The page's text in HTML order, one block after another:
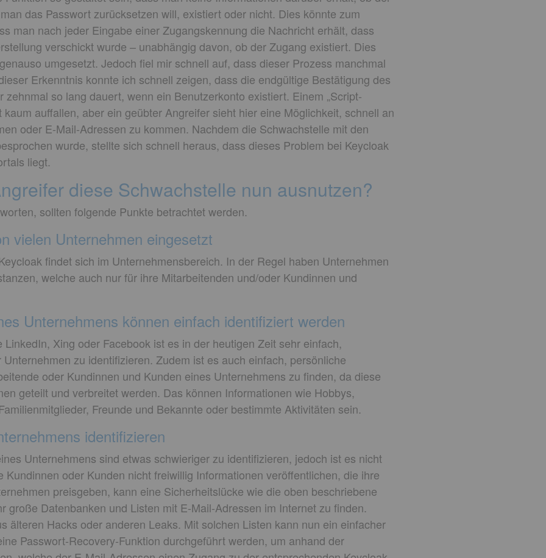
das Passwort zurücksetzen will, existiert oder nicht. Dies könnte zum
man nach jeder Eingabe einer Zugangskennung die Nachricht erhält, dass
verschickt wurde – unabhängig davon, ob der Zugang existiert. Dies
umgesetzt. Jedoch fiel mir schnell auf, dass dieser Prozess manchmal
Erkenntnis konnte ich schnell zeigen, dass die endgültige Bestätigung des
zehnmal so lang dauert, wenn ein Benutzerkonto existiert. Einem „Script-
kaum auffallen, aber ein geübter Angreifer sieht hier eine Möglichkeit, schnell an
oder E-Mail-Adressen zu kommen. Nachdem die Schwachstelle mit den
wurde, stellte sich schnell heraus, dass dieses Problem bei Keycloak
liegt.
diese Schwachstelle nun ausnutzen?
sollten folgende Punkte betrachtet werden.
vielen Unternehmen eingesetzt
findet sich im Unternehmensbereich. In der Regel haben Unternehmen
welche auch nur für ihre Mitarbeitenden und/oder Kundinnen und
Unternehmens können einfach identifiziert werden
LinkedIn, Xing oder Facebook ist es in der heutigen Zeit sehr einfach,
zu identifizieren. Zudem ist es auch einfach, persönliche
oder Kundinnen und Kunden eines Unternehmens zu finden, da diese
geteilt und verbreitet werden. Das können Informationen wie Hobbys,
Freunde und Bekannte oder bestimmte Aktivitäten sein.
identifizieren
Unternehmens sind etwas schwieriger zu identifizieren, jedoch ist es nicht
Kundinnen oder Kunden nicht freiwillig Informationen veröffentlichen, die ihre
preisgeben, kann eine Sicherheitslücke wie die oben beschriebene
große Datenbanken und Listen mit E-Mail-Adressen im Internet zu finden.
älteren Hacks oder anderen Leaks. Mit solchen Listen kann nun ein einfacher
Passwort-Recovery-Funktion durchgeführt werden, um anhand der